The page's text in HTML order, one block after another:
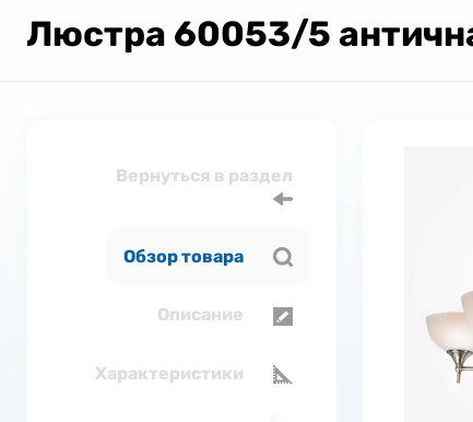
Люстра 60053/5
Вернуться в раздел
Обзор товара
Описание
Характеристики